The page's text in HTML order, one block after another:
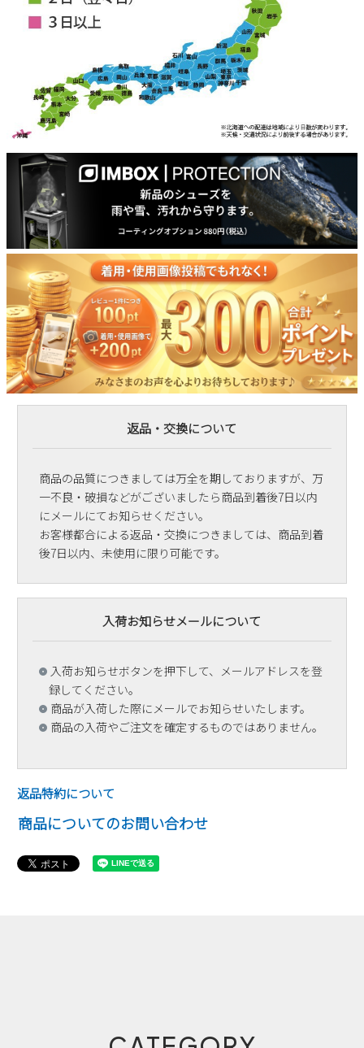
返品・交換について
商品の品質につきましては万全を期しておりますが、万
一不良・破損などがございましたら商品到着後7日以内
にメールにてお知らせください。
お客様都合による返品・交換につきましては、商品到着
後7日以内、未使用に限り可能です。
入荷お知らせメールについて
入荷お知らせボタンを押下して、メールアドレスを登
録してください。
商品が入荷した際にメールでお知らせいたします。
商品の入荷やご注文を確定するものではありません。
返品特約について
商品についてのお問い合わせ